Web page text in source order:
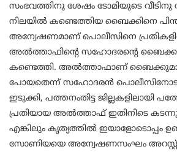
സംഭവത്തിനു ശേഷം ടോമിയുടെ വീടിനു
നിലയിൽ കണ്ടെത്തിയ ബൈക്കിനെ
അന്വേഷണമാണ് പൊലീസിനെ
അൽത്താഫിന്റെ സഹോദരന്റെ
കണ്ടെത്തി. അൽത്താഫാണ് ബൈക്കുമായി
പോയതെന്ന് സഹോദരൻ
ഇടുക്കി, പത്തനംതിട്ട ജില്ലകളിലായി
പ്രതിയായ അൽത്താഫ് ഇതിനിടെ
എങ്കിലും കൃത്യത്തിൽ ഇയാളോടൊപ്പം
സോണിയയെ അന്വേഷണസംഘം